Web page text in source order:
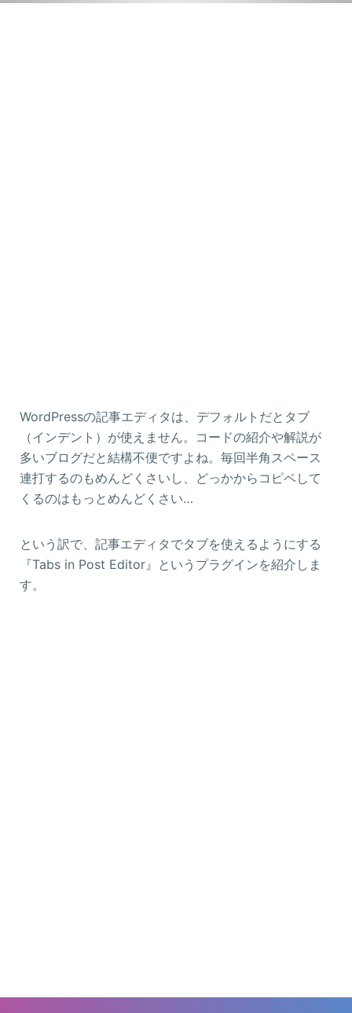
WordPressの記事エディタは、デフォルトだとタブ
（インデント）が使えません。コードの紹介や解説が
多いブログだと結構不便ですよね。毎回半角スペース
連打するのもめんどくさいし、どっかからコピペして
くるのはもっとめんどくさい…
という訳で、記事エディタでタブを使えるようにする
『Tabs in Post Editor』というプラグインを紹介しま
す。